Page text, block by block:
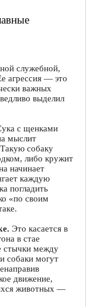
служебной,
агрессия — это
важных
выделил
с щенками
мыслит
собаку
либо кружит
начинает
каждую
погладить
«по своим
Это касается в
в стае
стычки между
собаки могут
движение,
животных —